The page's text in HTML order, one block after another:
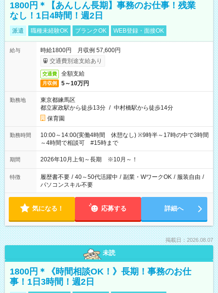
1800円＊【あんしん長期】事務のお仕事！残業
なし！1日4時間！週2日
派遣 職種未経験OK ブランクOK WEB登録・面接OK
給与
時給1800円 月収例 57,600円
交通費別途支給あり
交通費 全額支給
月収例 5～10万円
勤務地
東京都練馬区
都立家政駅から徒歩13分 / 中村橋駅から徒歩14分
保育園
勤務時間
10:00～14:00(実働4時間 休憩なし) ※9時半～17時の中で3時間
～4時間で相談可 #15時まで
期間 2026年10月上旬～長期 ※10月～！
特徴 履歴書不要 / 40～50代活躍中 / 副業・WワークOK / 服装自由 /
パソコンスキル不要
気になる！ 応募する 詳細へ
掲載日：2026.08.07
未読
1800円＊《時間相談OK！》長期！事務のお仕
事！1日3時間！週2日